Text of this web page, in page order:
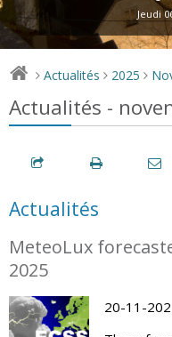
Jeudi
> Actualités > 2025 >
Actualités -
Actualités
MeteoLux
2025
20-11-